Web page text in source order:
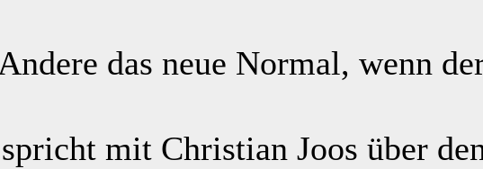
das neue Normal, wenn
mit Christian Joos über